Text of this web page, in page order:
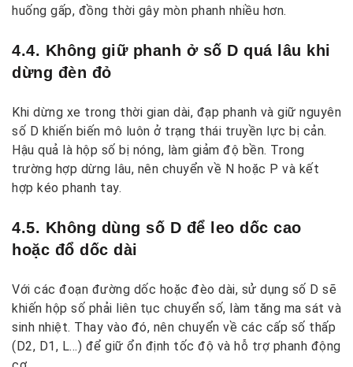
huống gấp, đồng thời gây mòn phanh nhiều hơn.
4.4. Không giữ phanh ở số D quá lâu khi
dừng đèn đỏ
Khi dừng xe trong thời gian dài, đạp phanh và giữ nguyên
số D khiến biến mô luôn ở trạng thái truyền lực bị cản.
Hậu quả là hộp số bị nóng, làm giảm độ bền. Trong
trường hợp dừng lâu, nên chuyển về N hoặc P và kết
hợp kéo phanh tay.
4.5. Không dùng số D để leo dốc cao
hoặc đổ dốc dài
Với các đoạn đường dốc hoặc đèo dài, sử dụng số D sẽ
khiến hộp số phải liên tục chuyển số, làm tăng ma sát và
sinh nhiệt. Thay vào đó, nên chuyển về các cấp số thấp
(D2, D1, L…) để giữ ổn định tốc độ và hỗ trợ phanh động